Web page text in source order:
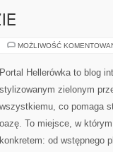
MOŻLIWOŚĆ
Portal Hellerówka to blog
stylizowanym zielonym
wszystkiemu, co pomaga
oazę. To miejsce, w
konkretem: od wstępnego